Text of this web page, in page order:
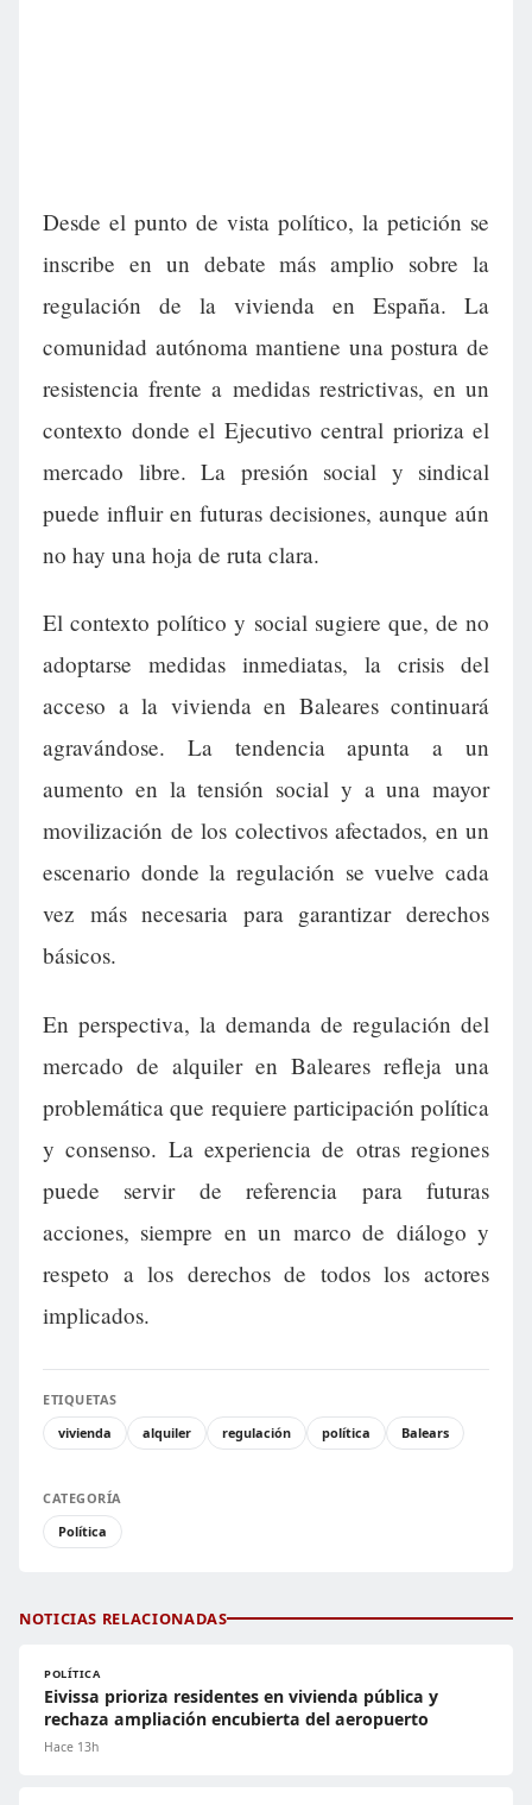
Desde el punto de vista político, la petición se
inscribe en un debate más amplio sobre la
regulación de la vivienda en España. La
comunidad autónoma mantiene una postura de
resistencia frente a medidas restrictivas, en un
contexto donde el Ejecutivo central prioriza el
mercado libre. La presión social y sindical
puede influir en futuras decisiones, aunque aún
no hay una hoja de ruta clara.
El contexto político y social sugiere que, de no
adoptarse medidas inmediatas, la crisis del
acceso a la vivienda en Baleares continuará
agravándose. La tendencia apunta a un
aumento en la tensión social y a una mayor
movilización de los colectivos afectados, en un
escenario donde la regulación se vuelve cada
vez más necesaria para garantizar derechos
básicos.
En perspectiva, la demanda de regulación del
mercado de alquiler en Baleares refleja una
problemática que requiere participación política
y consenso. La experiencia de otras regiones
puede servir de referencia para futuras
acciones, siempre en un marco de diálogo y
respeto a los derechos de todos los actores
implicados.
ETIQUETAS
vivienda
alquiler regulación política Balears
CATEGORÍA
Política
NOTICIAS RELACIONADAS
POLÍTICA
Eivissa prioriza residentes en vivienda pública y
rechaza ampliación encubierta del aeropuerto
Hace 13h